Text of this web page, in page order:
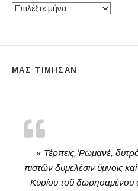
Ιστορικό
ΜΑΣ ΤΙΜΗΣΑΝ
« Τέρπεις, ̔Ρωμανέ,
πιστῶν ἡδυμελέσιν ὕμνοις
Κυρίου τοῦ δωρησαμένου